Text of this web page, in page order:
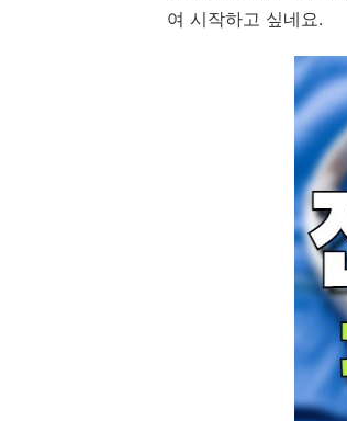
여 시작하고 싶네요.